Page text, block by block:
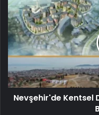
Nevşehir'de Kentsel